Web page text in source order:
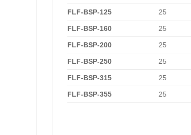
FLF-BSP-125 25
FLF-BSP-160 25
FLF-BSP-200 25
FLF-BSP-250 25
FLF-BSP-315 25
FLF-BSP-355 25